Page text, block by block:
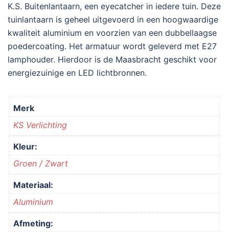
K.S. Buitenlantaarn, een eyecatcher in iedere tuin. Deze
tuinlantaarn is geheel uitgevoerd in een hoogwaardige
kwaliteit aluminium en voorzien van een dubbellaagse
poedercoating. Het armatuur wordt geleverd met E27
lamphouder. Hierdoor is de Maasbracht geschikt voor
energiezuinige en LED lichtbronnen.
Merk
KS Verlichting
Kleur:
Groen / Zwart
Materiaal:
Aluminium
Afmeting: